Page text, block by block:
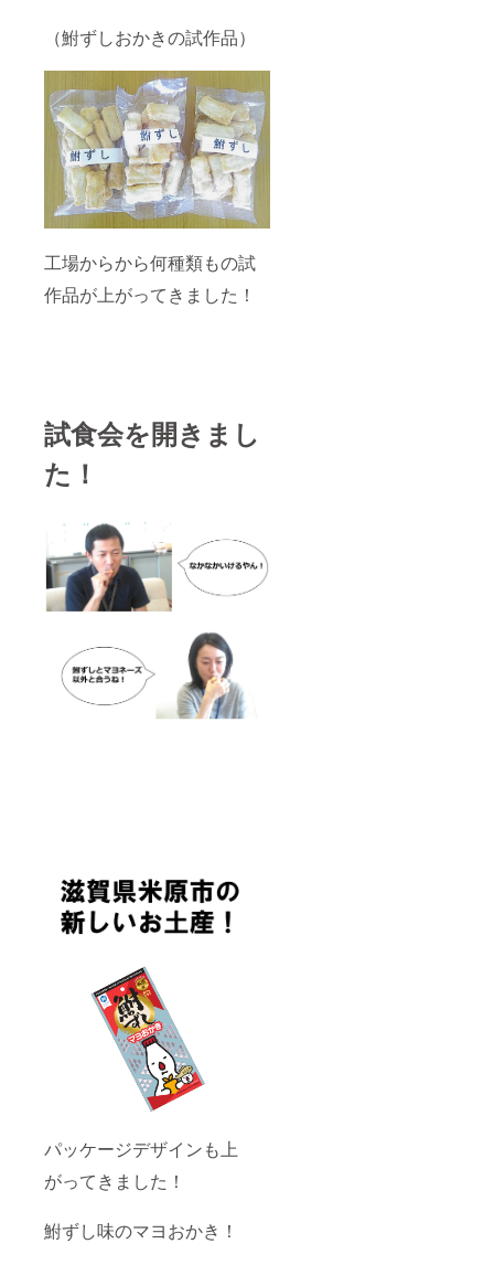
（鮒ずしおかきの試作品）
工場からから何種類もの試
作品が上がってきました！
試食会を開きまし
た！
パッケージデザインも上
がってきました！
鮒ずし味のマヨおかき！